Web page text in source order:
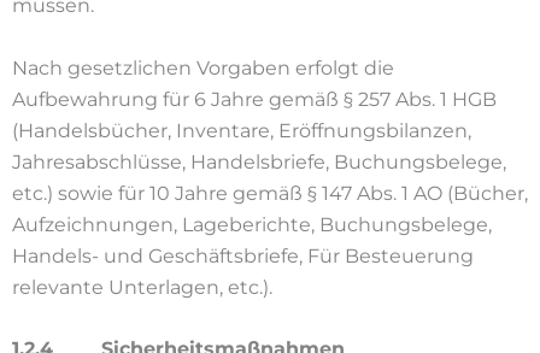
müssen.
Nach gesetzlichen Vorgaben erfolgt die
Aufbewahrung für 6 Jahre gemäß § 257 Abs. 1 HGB
(Handelsbücher, Inventare, Eröffnungsbilanzen,
Jahresabschlüsse, Handelsbriefe, Buchungsbelege,
etc.) sowie für 10 Jahre gemäß § 147 Abs. 1 AO (Bücher,
Aufzeichnungen, Lageberichte, Buchungsbelege,
Handels- und Geschäftsbriefe, Für Besteuerung
relevante Unterlagen, etc.).